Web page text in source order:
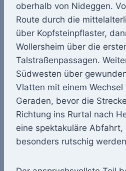
oberhalb von Nideggen.
Route durch die
über Kopfsteinpflaster,
Wollersheim über die
Talstraßenpassagen.
Südwesten über
Vlatten mit einem Wechsel
Geraden, bevor die
Richtung ins Rurtal nach
eine spektakuläre Abfahrt,
besonders rutschig